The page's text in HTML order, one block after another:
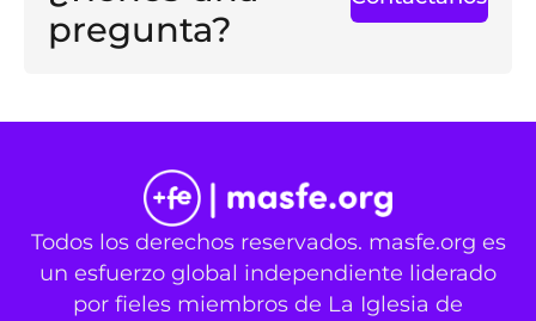
pregunta?
Todos los derechos reservados. masfe.org es
un esfuerzo global independiente liderado
por fieles miembros de La Iglesia de